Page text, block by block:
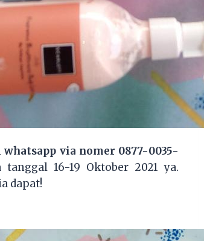
whatsapp via nomer 0877-0035-
16-19 Oktober 2021 ya.
dapat!